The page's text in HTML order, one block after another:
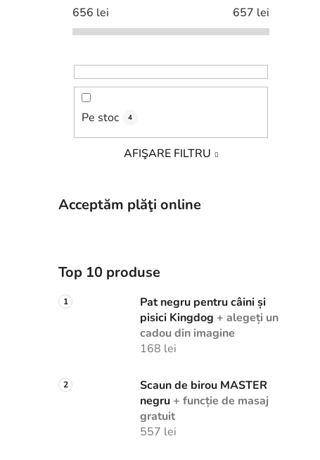
656 lei 657 lei
Pe stoc 4
AFIŞARE FILTRU
Acceptăm plăţi online
Top 10 produse
Pat negru pentru câini și
pisici Kingdog + alegeți un
cadou din imagine
168 lei
Scaun de birou MASTER
negru + funcție de masaj
gratuit
557 lei